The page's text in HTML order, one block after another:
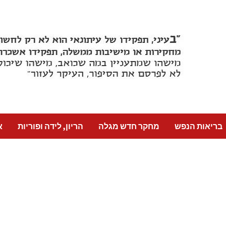
בריאות הנפש מחקר חדש מגלה הריון, לידה ופוריות